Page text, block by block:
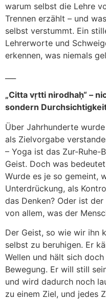
warum selbst die Lehre
Trennen erzählt – und
selbst verstummt. Ein
Lehrerworte und
erkennen, was niemals
„Citta vṛtti nirodhaḥ“ –
sondern
Über Jahrhunderte
als Zielvorgabe
– Yoga ist das Zur-Ruhe-
Geist. Doch was
Wurde es je so gemeint,
Unterdrückung, als
das Denken? Oder ist
von allem, was der
Der Geist, so wie wir ihn
selbst zu beruhigen. Er
Wellen und hält sich
Bewegung. Er will still
und wird dadurch noch
zu einem Ziel, und jedes